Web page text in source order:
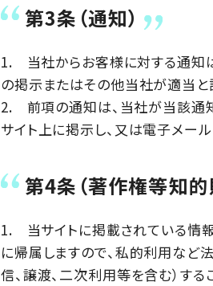
第3条（通知）
1. 当社からお客様に対する通知
の掲示またはその他当社が適当と
2. 前項の通知は、当社が当該通
サイト上に掲示し、又は電子メー
第4条（著作権等知的
1. 当サイトに掲載されている情
に帰属しますので、私的利用など
信、譲渡、二次利用等を含む）す